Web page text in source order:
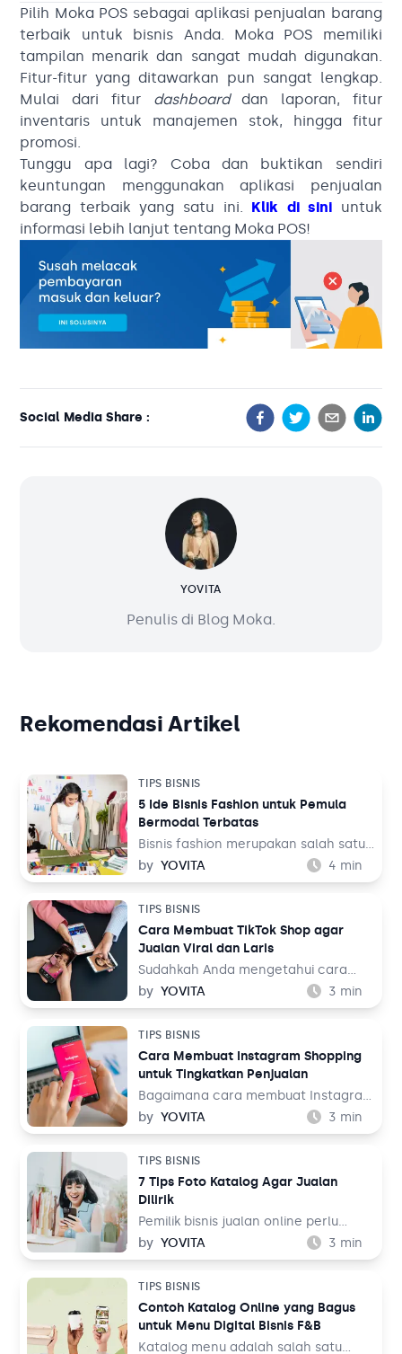
Pilih Moka POS sebagai aplikasi penjualan barang
terbaik untuk bisnis Anda. Moka POS memiliki
tampilan menarik dan sangat mudah digunakan.
Fitur-fitur yang ditawarkan pun sangat lengkap.
Mulai dari fiturdashboarddan laporan, fitur
inventaris untuk manajemen stok, hingga fitur
promosi.
Tunggu apa lagi? Coba dan buktikan sendiri
keuntungan menggunakan aplikasi penjualan
barang terbaik yang satu ini. Klik di sini untuk
informasi lebih lanjut tentang Moka POS!
Social Media Share :
YOVITA
Penulis di Blog Moka.
Rekomendasi Artikel
TIPS BISNIS
5 Ide Bisnis Fashion untuk Pemula
Bermodal Terbatas
Bisnis fashion merupakan salah satu
bisnis yang tak akan pernah mati.
Sebab, pada dasarnya setiap orang
kehidupan sehari-hari mereka, baik
untuk bekerja maupun aktivitas
lainnya. Tentu ini jadi peluang bisnis
yang menjanjikan dari waktu ke
waktu.
by YOVITA 4 min
TIPS BISNIS
Cara Membuat TikTok Shop agar
Jualan Viral dan Laris
Sudahkah Anda mengetahui cara
membuat TikTok Shop? TikTok
merupakan salah satu media sosial
sosial yang menampilkan konten
audio visual tersebut dinilai menarik
karena menampilkan beragam tema,
mulai dari hiburan, resep makanan,
hingga pengetahuan. Bahkan media
sosial ini juga bisa digunakan untuk
Lalu, bagaimana cara membuatnya
untuk jualan online?
by YOVITA 3 min
TIPS BISNIS
Cara Membuat Instagram Shopping
untuk Tingkatkan Penjualan
Bagaimana cara membuat Instagram
Shopping? Instagram adalah salah
satu media sosial populer saat ini
orang di seluruh dunia. Dalam
perspektif bisnis, hal ini tentu menjadi
sebuah keuntungan.
by YOVITA 3 min
TIPS BISNIS
7 Tips Foto Katalog Agar Jualan
Dilirik
Pemilik bisnis jualan online perlu
belajar tentang fotografi produk
agar bisa menghasilkan foto yang
barang dagangan. Foto katalog tidak
bisa dilakukan sembarangan dan asal
upload ke tempat jualan. Saat
berbelanja, pengunjung toko online
by YOVITA 3 min
TIPS BISNIS
Contoh Katalog Online yang Bagus
untuk Menu Digital Bisnis F&B
Katalog menu adalah salah satu